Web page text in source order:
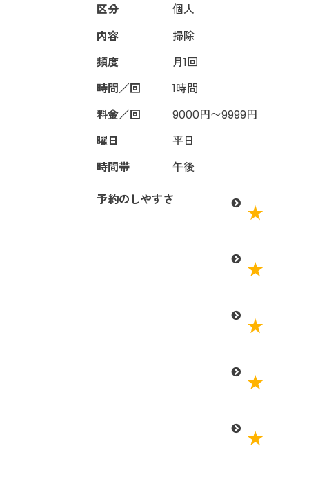
区分
個人
内容
掃除
頻度
月1回
時間／回
1時間
料金／回
9000円〜9999円
曜日
平日
時間帯
午後
予約のしやすさ